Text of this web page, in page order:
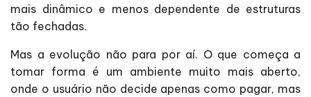
mais dinâmico e menos dependente de estruturas
tão fechadas.
Mas a evolução não para por aí. O que começa a
tomar forma é um ambiente muito mais aberto,
onde o usuário não decide apenas como pagar, mas